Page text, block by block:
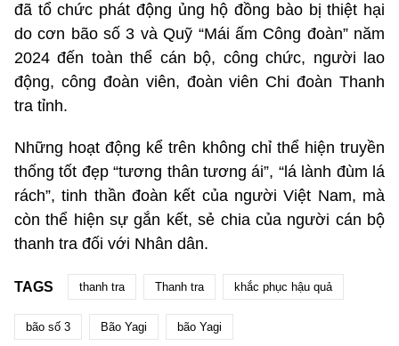
đã tổ chức phát động ủng hộ đồng bào bị thiệt hại
do cơn bão số 3 và Quỹ “Mái ấm Công đoàn” năm
2024 đến toàn thể cán bộ, công chức, người lao
động, công đoàn viên, đoàn viên Chi đoàn Thanh
tra tỉnh.
Những hoạt động kể trên không chỉ thể hiện truyền
thống tốt đẹp “tương thân tương ái”, “lá lành đùm lá
rách”, tinh thần đoàn kết của người Việt Nam, mà
còn thể hiện sự gắn kết, sẻ chia của người cán bộ
thanh tra đối với Nhân dân.
TAGS thanh tra Thanh tra khắc phục hậu quả
bão số 3 Bão Yagi bão Yagi